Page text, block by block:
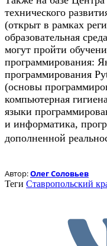
технического
(открыт в рамках
образовательная
могут пройти
программирования:
программирования
(основы
компьютерная
языки
и информатика,
дополненной
Автор:Олег Соловьев
Теги Ставропольский